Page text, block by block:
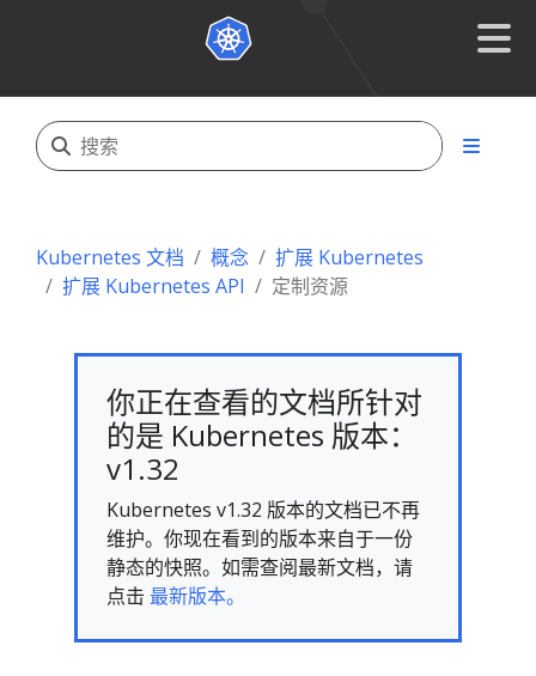
Kubernetes 文档 概念
扩展 Kubernetes
扩展 Kubernetes API
定制资源
你正在查看的文档所针对
的是 Kubernetes 版本：
v1.32
Kubernetes v1.32 版本的文档已不再
维护。你现在看到的版本来自于一份
静态的快照。如需查阅最新文档，请
点击 最新版本。